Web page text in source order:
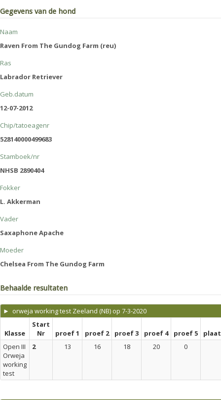
Gegevens van de hond
Naam
Raven From The Gundog Farm (reu)
Ras
Labrador Retriever
Geb.datum
12-07-2012
Chip/tatoeagenr
528140000499683
Stamboek/nr
NHSB 2890404
Fokker
L. Akkerman
Vader
Saxaphone Apache
Moeder
Chelsea From The Gundog Farm
Behaalde resultaten
► orweja working test Zeeland (NB) op 7-3-2020
Klasse
Start
Nr
proef 1 proef 2 proef 3 proef 4 proef 5
Open III
Orweja
working
test
2 13 16 18 20 0